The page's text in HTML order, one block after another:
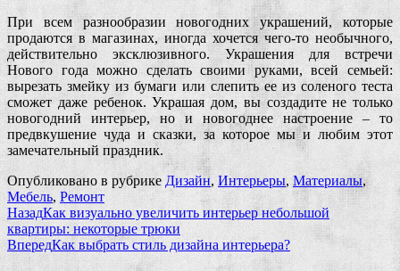
При всем разнообразии новогодних украшений, которые
продаются в магазинах, иногда хочется чего-то необычного,
действительно эксклюзивного. Украшения для встречи
Нового года можно сделать своими руками, всей семьей:
вырезать змейку из бумаги или слепить ее из соленого теста
сможет даже ребенок. Украшая дом, вы создадите не только
новогодний интерьер, но и новогоднее настроение – то
предвкушение чуда и сказки, за которое мы и любим этот
замечательный праздник.
Опубликовано в рубрике Дизайн, Интерьеры, Материалы,
Мебель, Ремонт
НазадКак визуально увеличить интерьер небольшой
квартиры: некоторые трюки
ВпередКак выбрать стиль дизайна интерьера?